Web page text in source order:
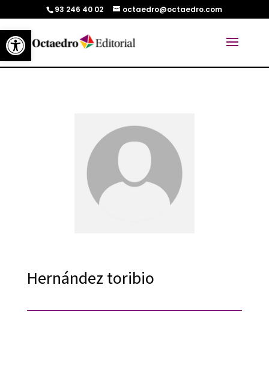
Abrir barra de herramientas
93 246 40 02 octaedro@octaedro.com
Hernández toribio